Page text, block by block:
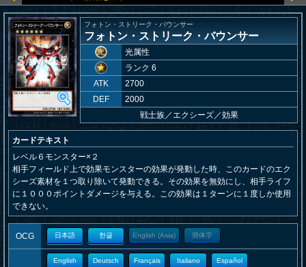
フォトン・ストリーク・バウンサー
フォトン・ストリーク・バウンサー
光属性
ランク 6
ATK
2700
DEF
2000
戦士族／エクシーズ／効果
カードテキスト
レベル６モンスター×２
相手フィールド上で効果モンスターの効果が発動した時、このカードのエク
シーズ素材を１つ取り除いて発動できる。その効果を無効にし、相手ライフ
に１０００ポイントダメージを与える。この効果は１ターンに１度しか使用
できない。
OCG 日本語 한글 English (Asia) 簡体字
English Deutsch Français Italiano Español